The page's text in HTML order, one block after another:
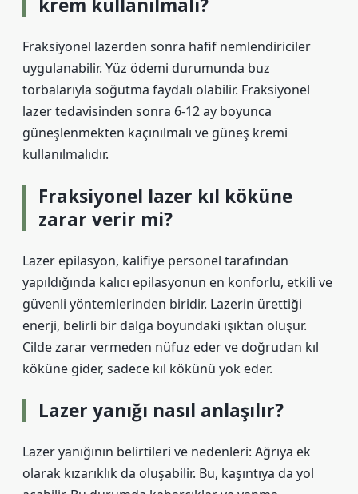
krem kullanılmalı?
Fraksiyonel lazerden sonra hafif nemlendiriciler
uygulanabilir. Yüz ödemi durumunda buz
torbalarıyla soğutma faydalı olabilir. Fraksiyonel
lazer tedavisinden sonra 6-12 ay boyunca
güneşlenmekten kaçınılmalı ve güneş kremi
kullanılmalıdır.
Fraksiyonel lazer kıl köküne
zarar verir mi?
Lazer epilasyon, kalifiye personel tarafından
yapıldığında kalıcı epilasyonun en konforlu, etkili ve
güvenli yöntemlerinden biridir. Lazerin ürettiği
enerji, belirli bir dalga boyundaki ışıktan oluşur.
Cilde zarar vermeden nüfuz eder ve doğrudan kıl
köküne gider, sadece kıl kökünü yok eder.
Lazer yanığı nasıl anlaşılır?
Lazer yanığının belirtileri ve nedenleri: Ağrıya ek
olarak kızarıklık da oluşabilir. Bu, kaşıntıya da yol